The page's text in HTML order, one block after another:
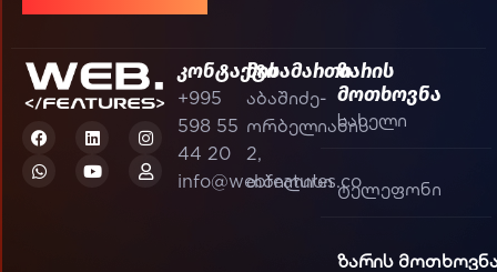
კონტაქტი
+995
598 55
44 20
info@webfeatures.co
მისამართი
აბაშიძე-
ორბელიანის
2,
თბილისი
ზარის
მოთხოვნა